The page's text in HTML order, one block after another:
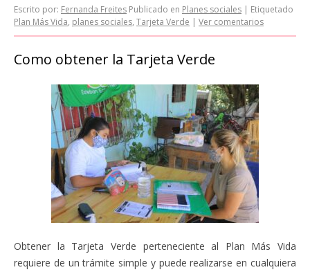
Escrito por: Fernanda Freites Publicado en Planes sociales | Etiquetado
Plan Más Vida, planes sociales, Tarjeta Verde | Ver comentarios
Como obtener la Tarjeta Verde
Obtener la Tarjeta Verde perteneciente al Plan Más Vida
requiere de un trámite simple y puede realizarse en cualquiera